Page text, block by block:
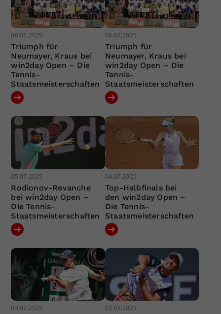
06.07.2025
Triumph für
Neumayer, Kraus bei
win2day Open – Die
Tennis-
Staatsmeisterschaften
06.07.2025
Triumph für
Neumayer, Kraus bei
win2day Open – Die
Tennis-
Staatsmeisterschaften
05.07.2025
Rodionov-Revanche
bei win2day Open –
Die Tennis-
Staatsmeisterschaften
04.07.2025
Top-Halbfinals bei
den win2day Open –
Die Tennis-
Staatsmeisterschaften
03.07.2025 02.07.2025